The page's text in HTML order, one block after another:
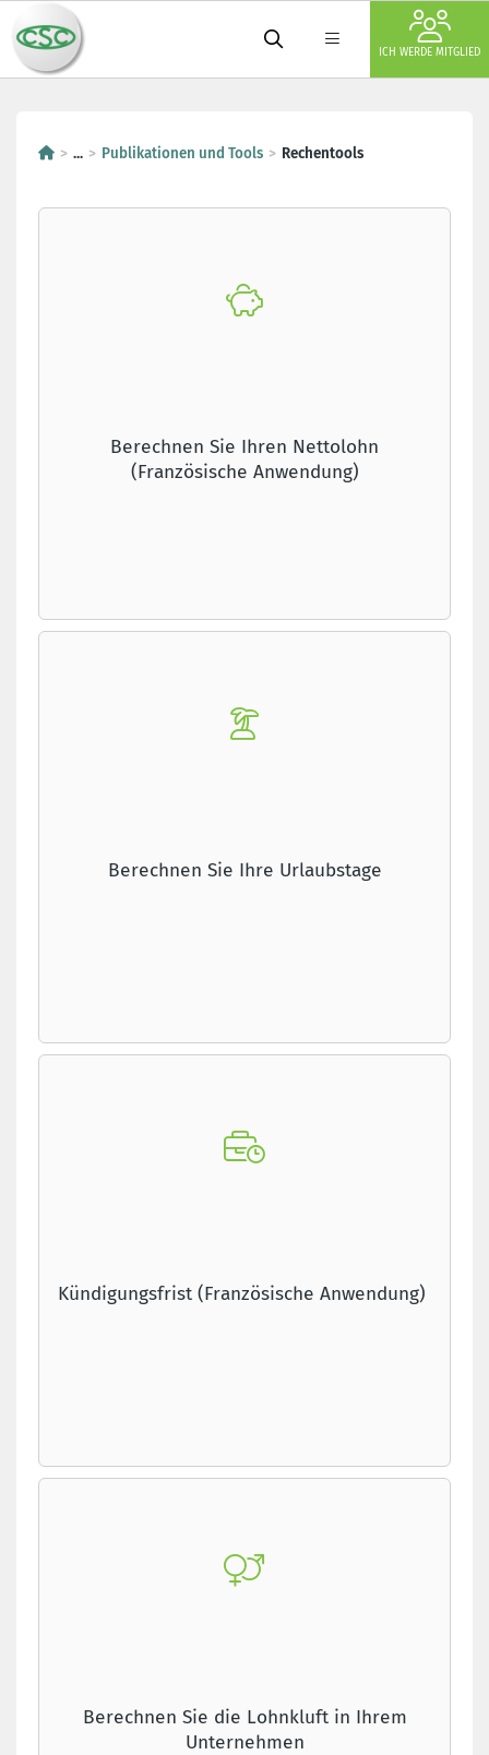
ICH WERDE MITGLIED
... Publikationen und Tools Rechentools
Berechnen Sie Ihren Nettolohn
(Französische Anwendung)
Berechnen Sie Ihre Urlaubstage
Kündigungsfrist (Französische Anwendung)
Berechnen Sie die Lohnkluft in Ihrem
Unternehmen